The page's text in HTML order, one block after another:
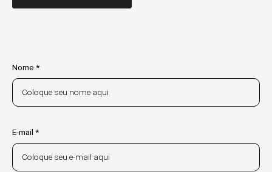
Nome *
E-mail *